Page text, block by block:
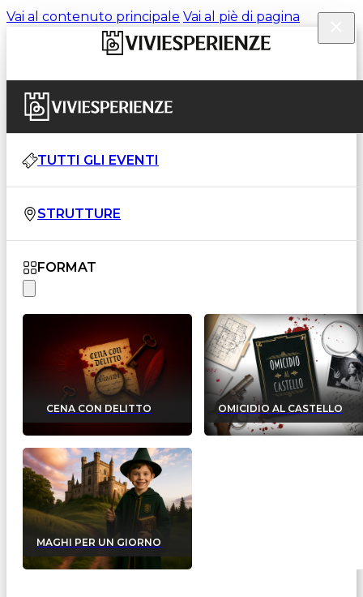
Vai al contenuto principale Vai al piè di pagina
TUTTI GLI EVENTI
STRUTTURE
FORMAT
CENA CON DELITTO OMICIDIO AL CASTELLO
MAGHI PER UN GIORNO